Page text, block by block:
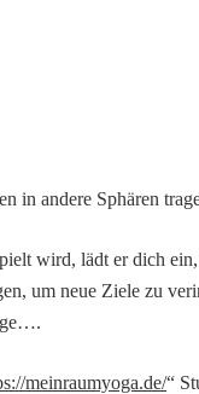
in andere Sphären
wird, lädt er dich
um neue Ziele zu
meinraumyoga.de/“